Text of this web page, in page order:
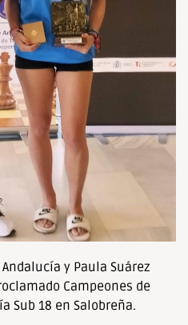
y Paula Suárez
Campeones de
Sub 18 en Salobreña.